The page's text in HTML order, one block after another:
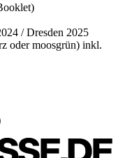
/ Dresden 2025
oder moosgrün) inkl.